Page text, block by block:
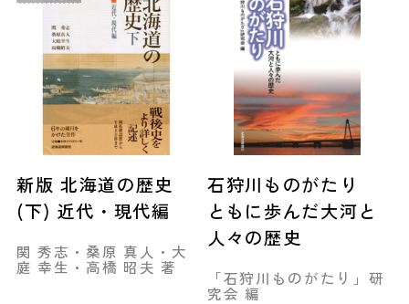
新版 北海道の歴史
(下) 近代・現代編
関 秀志・桑原 真人・大
庭 幸生・高橋 昭夫 著
石狩川ものがたり
ともに歩んだ大河と
人々の歴史
「石狩川ものがたり」研
究会 編